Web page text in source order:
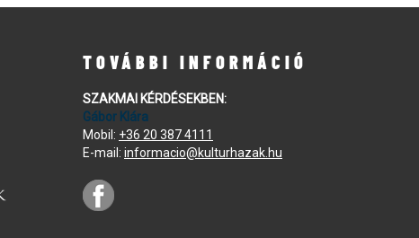
TOVÁBBI INFORMÁCIÓ
SZAKMAI KÉRDÉSEKBEN:
Gábor Klára
Mobil: +36 20 387 4111
E-mail: informacio@kulturhazak.hu